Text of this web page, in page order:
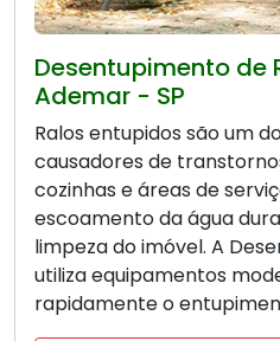
Desentupimento de
Ademar - SP
Ralos entupidos são um
causadores de
cozinhas e áreas de
escoamento da água
limpeza do imóvel. A
utiliza equipamentos
rapidamente o